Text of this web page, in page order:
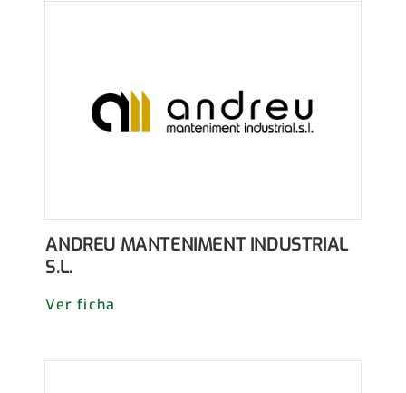
ANDREU MANTENIMENT INDUSTRIAL
S.L.
Ver ficha